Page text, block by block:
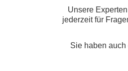
Unsere
jederzeit für
Sie haben